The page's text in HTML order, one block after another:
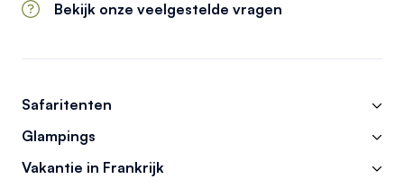
Bekijk onze veelgestelde vragen
Safaritenten
Glampings
Vakantie in Frankrijk